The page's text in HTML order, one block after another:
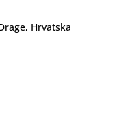
Hrvatska